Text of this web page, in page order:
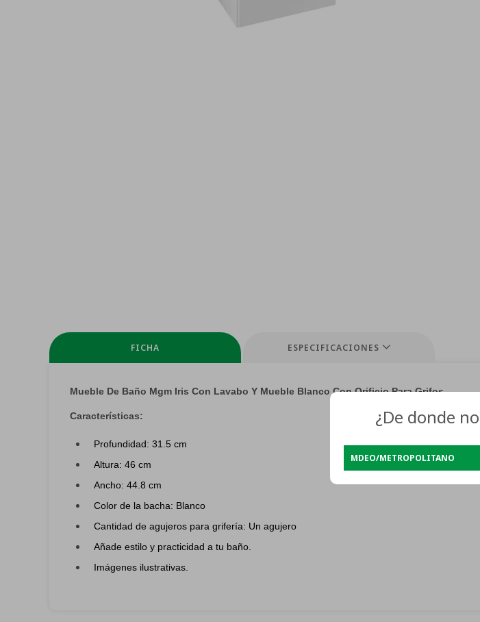
FICHA ESPECIFICACIONES
Mueble De Baño Mgm Iris Con Lavabo Y Mueble Blanco Con Orificio Para Grifos
Características:
Profundidad: 31.5 cm
Altura: 46 cm
Ancho: 44.8 cm
Color de la bacha: Blanco
Cantidad de agujeros para grifería: Un agujero
Añade estilo y practicidad a tu baño.
Imágenes ilustrativas.
¿De donde
MDEO/METROPOLITANO